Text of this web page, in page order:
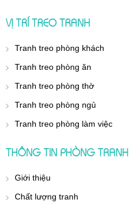
VỊ TRÍ TREO TRANH
Tranh treo phòng khách
Tranh treo phòng ăn
Tranh treo phòng thờ
Tranh treo phòng ngủ
Tranh treo phòng làm việc
THÔNG TIN PHÒNG TRANH
Giới thiệu
Chất lượng tranh